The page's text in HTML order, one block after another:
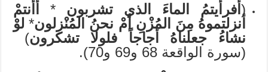
( أفرأيتمُ الماءَ الذي تشربون *
أأنتمْ
أنزلتموهُ مِنَ المُزْنِ أمْ نحنُ المُنْزِلون* لوْ
نشاءُ جعلناهُ أجاجاً فلولا تشكرون)
(سورة الواقعة 68 و69 و70).